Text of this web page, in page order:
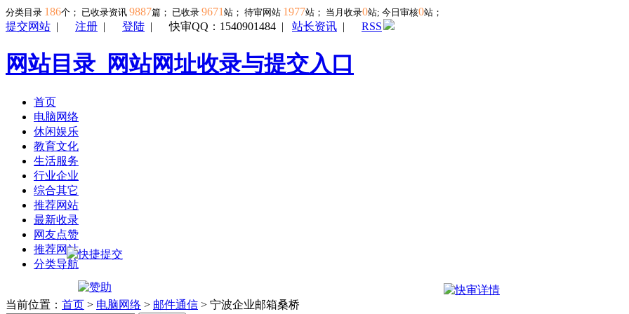
分类目录 186个； 已收录资讯 9887篇； 已收录 9671 站； 待审网站 1977站； 当月收录0站; 今日审核0站；
提交网站 | 注册 | 登陆 |快审QQ：1540901484 | 站长资讯 | RSS
网站目录_网站网址收录与提交入口
首页
电脑网络
休闲娱乐
教育文化
生活服务
行业企业
综合其它
推荐网站
最新收录
网友点赞
推荐网站
分类导航
当前位置： 首页 > 电脑网络 > 邮件通信 > 宁波企业邮箱桑桥